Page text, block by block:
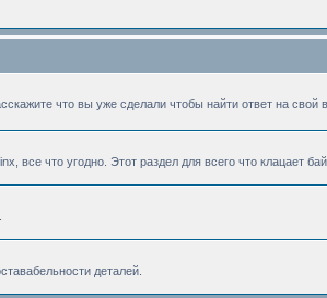
что вы уже сделали чтобы найти ответ на свой
все что угодно. Этот раздел для всего что клацает
деталей.